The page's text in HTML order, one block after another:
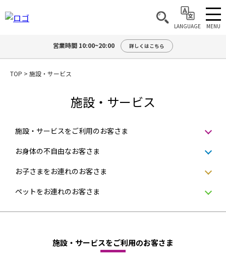
LANGUAGE MENU
営業時間 10:00~20:00 詳しくはこちら
TOP > 施設・サービス
施設・サービス
施設・サービスをご利用のお客さま
お身体の不自由なお客さま
お子さまをお連れのお客さま
ペットをお連れのお客さま
施設・サービスをご利用のお客さま